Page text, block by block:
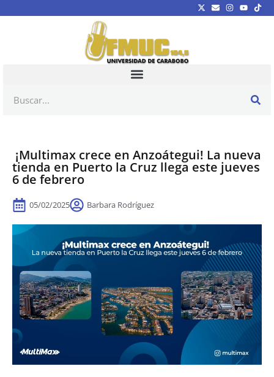
¡Multimax crece en Anzoátegui! La nueva
tienda en Puerto la Cruz llega este jueves
6 de febrero
05/02/2025 Barbara Rodríguez